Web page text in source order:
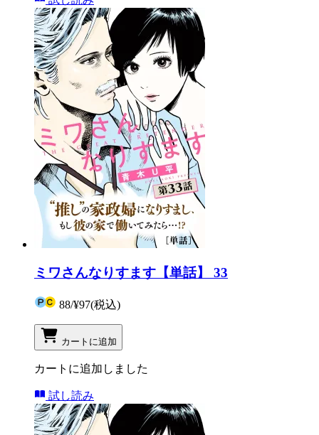
ミワさんなりすます【単話】 33
88/¥97(税込)
カートに追加
カートに追加しました
試し読み